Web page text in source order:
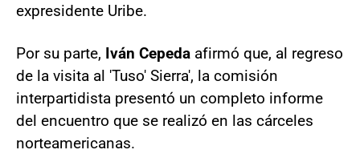
expresidente Uribe.
Por su parte, Iván Cepeda afirmó que, al regreso
de la visita al 'Tuso' Sierra', la comisión
interpartidista presentó un completo informe
del encuentro que se realizó en las cárceles
norteamericanas.